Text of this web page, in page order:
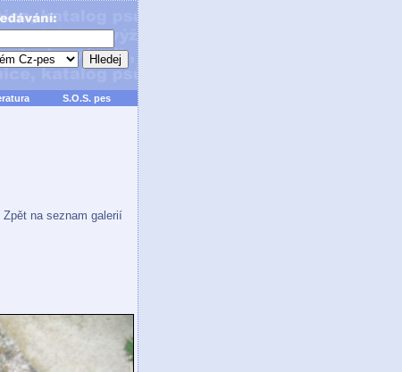
S.O.S. pes
Zpět na seznam galerií